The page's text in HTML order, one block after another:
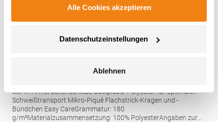
Alle Cookies akzeptieren
Datenschutzeinstellungen
Ablehnen
R312XHersteller: Result Clothing Ltd. Narcisova 1 821 01
Bratislava Slowakei E-Mail: sales@resultclothing.com
W475 Henbury Herren Coolplus®
Set-In-Ärmel Seitenschlitze Coolplus®-Polyester für optimalen
Schweißtransport Mikro-Piqué Flachstrick-Kragen und -
Bündchen Easy CareGrammatur: 180
g/m²Materialzusammensetzung: 100% PolyesterAngaben zur